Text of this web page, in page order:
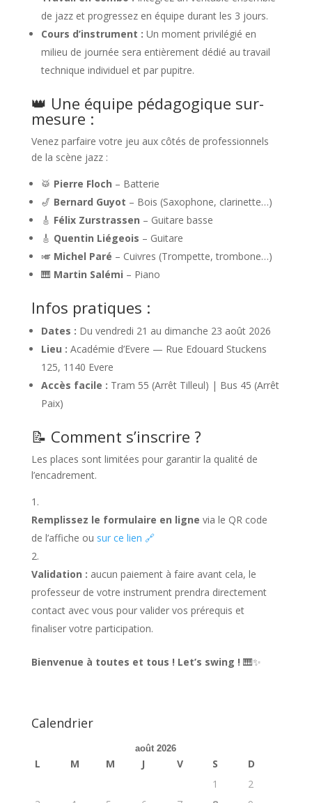
de jazz et progressez en équipe durant les 3 jours.
Cours d’instrument : Un moment privilégié en
milieu de journée sera entièrement dédié au travail
technique individuel et par pupitre.
👑 Une équipe pédagogique sur-
mesure :
Venez parfaire votre jeu aux côtés de professionnels
de la scène jazz :
🥁 Pierre Floch – Batterie
🎷 Bernard Guyot – Bois (Saxophone, clarinette…)
🎸 Félix Zurstrassen – Guitare basse
🎸 Quentin Liégeois – Guitare
🎺 Michel Paré – Cuivres (Trompette, trombone…)
🎹 Martin Salémi – Piano
Infos pratiques :
Dates : Du vendredi 21 au dimanche 23 août 2026
Lieu : Académie d’Evere — Rue Edouard Stuckens
125, 1140 Evere
Accès facile : Tram 55 (Arrêt Tilleul) | Bus 45 (Arrêt
Paix)
📝 Comment s’inscrire ?
Les places sont limitées pour garantir la qualité de
l’encadrement.
Remplissez le formulaire en ligne via le QR code
de l’affiche ou sur ce lien 🔗
Validation : aucun paiement à faire avant cela, le
professeur de votre instrument prendra directement
contact avec vous pour valider vos prérequis et
finaliser votre participation.
Bienvenue à toutes et tous ! Let’s swing ! 🎹✨
Calendrier
août 2026
L M M J V S
D
1
2